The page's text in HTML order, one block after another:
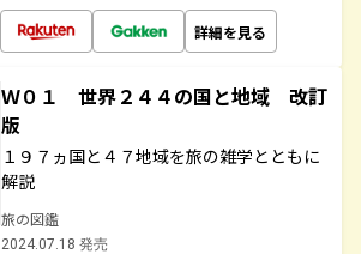
詳細を見る
Ｗ０１ 世界２４４の国と地域 改訂
版
１９７ヵ国と４７地域を旅の雑学とともに
解説
旅の図鑑
2024.07.18 発売